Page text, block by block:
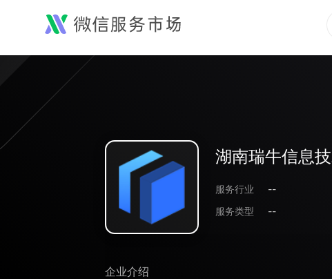
湖南瑞牛信息
服务行业
--
服务类型
--
企业介绍